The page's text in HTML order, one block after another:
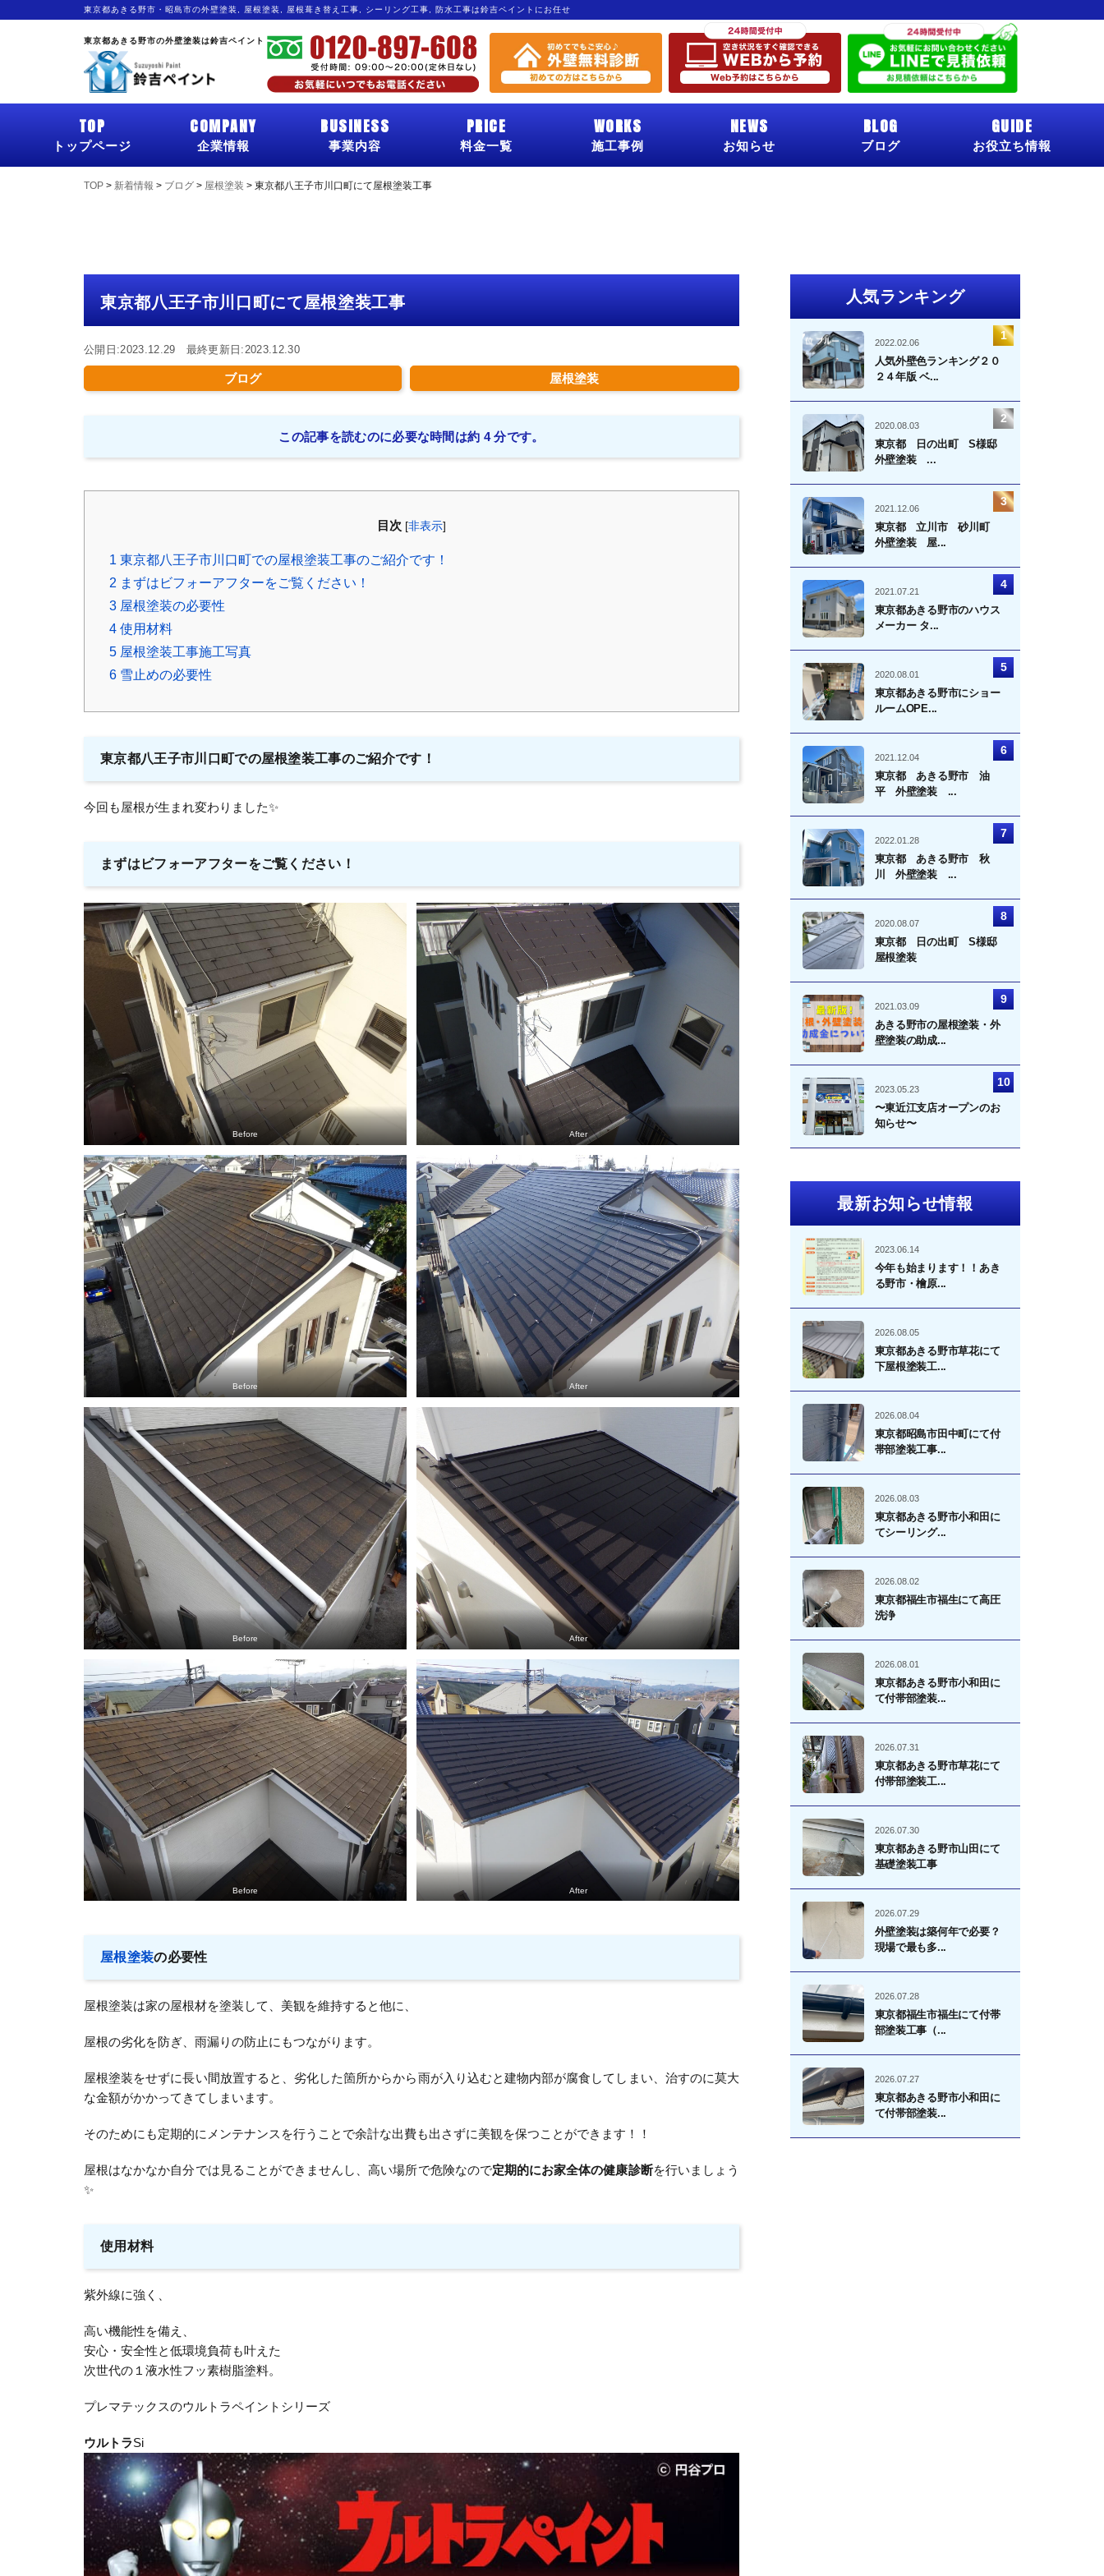
東京都あきる野市・昭島市の外壁塗装, 屋根塗装, 屋根葺き替え工事, シーリング工事, 防水工事は鈴吉ペイントにお任せ
東京都あきる野市の外壁塗装は鈴吉ペイント
TOP
トップページ
COMPANY
企業情報
BUSINESS
事業内容
PRICE
料金一覧
WORKS
施工事例
NEWS
お知らせ
BLOG
ブログ
GUIDE
お役立ち情報
TOP > 新着情報 > ブログ > 屋根塗装 > 東京都八王子市川口町にて屋根塗装工事
東京都八王子市川口町にて屋根塗装工事
公開日:2023.12.29 最終更新日:2023.12.30
ブログ 屋根塗装
この記事を読むのに必要な時間は約 4 分です。
目次 [非表示]
1 東京都八王子市川口町での屋根塗装工事のご紹介です！
2 まずはビフォーアフターをご覧ください！
3 屋根塗装の必要性
4 使用材料
5 屋根塗装工事施工写真
6 雪止めの必要性
東京都八王子市川口町での屋根塗装工事のご紹介です！
今回も屋根が生まれ変わりました✨
まずはビフォーアフターをご覧ください！
Before After
Before After
Before After
Before After
屋根塗装の必要性
屋根塗装は家の屋根材を塗装して、美観を維持すると他に、
屋根の劣化を防ぎ、雨漏りの防止にもつながります。
屋根塗装をせずに長い間放置すると、劣化した箇所からから雨が入り込むと建物内部が腐食してしまい、治すのに莫大
な金額がかかってきてしまいます。
そのためにも定期的にメンテナンスを行うことで余計な出費も出さずに美観を保つことができます！！
屋根はなかなか自分では見ることができませんし、高い場所で危険なので定期的にお家全体の健康診断を行いましょう
✨
使用材料
紫外線に強く、
高い機能性を備え、
安心・安全性と低環境負荷も叶えた
次世代の１液水性フッ素樹脂塗料。
プレマテックスのウルトラペイントシリーズ
ウルトラSi
人気ランキング
2022.02.06
人気外壁色ランキング２０
２４年版 ベ...
2020.08.03
東京都 日の出町 S様邸
外壁塗装 ...
2021.12.06
東京都 立川市 砂川町
外壁塗装 屋...
2021.07.21
東京都あきる野市のハウス
メーカー タ...
2020.08.01
東京都あきる野市にショー
ルームOPE...
2021.12.04
東京都 あきる野市 油
平 外壁塗装 ...
2022.01.28
東京都 あきる野市 秋
川 外壁塗装 ...
2020.08.07
東京都 日の出町 S様邸
屋根塗装
2021.03.09
あきる野市の屋根塗装・外
壁塗装の助成...
2023.05.23
〜東近江支店オープンのお
知らせ〜
最新お知らせ情報
2023.06.14
今年も始まります！！あき
る野市・檜原...
2026.08.05
東京都あきる野市草花にて
下屋根塗装工...
2026.08.04
東京都昭島市田中町にて付
帯部塗装工事...
2026.08.03
東京都あきる野市小和田に
てシーリング...
2026.08.02
東京都福生市福生にて高圧
洗浄
2026.08.01
東京都あきる野市小和田に
て付帯部塗装...
2026.07.31
東京都あきる野市草花にて
付帯部塗装工...
2026.07.30
東京都あきる野市山田にて
基礎塗装工事
2026.07.29
外壁塗装は築何年で必要？
現場で最も多...
2026.07.28
東京都福生市福生にて付帯
部塗装工事（...
2026.07.27
東京都あきる野市小和田に
て付帯部塗装...